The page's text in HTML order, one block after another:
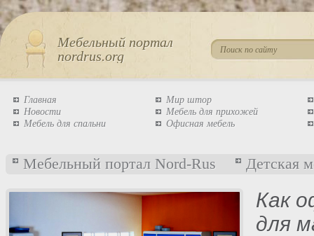
Мебельный портал
nordrus.org
Главная
Новости
Мебель для спальни
Мир штор
Мебель для прихожей
Офисная мебель
Мебельный портал Nord-Rus Детская
Как
для